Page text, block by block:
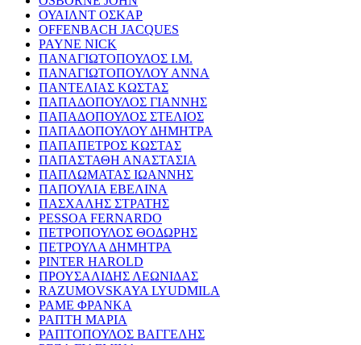
ΟΥΑΙΛΝΤ ΟΣΚΑΡ
OFFENBACH JACQUES
PAYNE NICK
ΠΑΝΑΓΙΩΤΟΠΟΥΛΟΣ Ι.Μ.
ΠΑΝΑΓΙΩΤΟΠΟΥΛΟΥ ΑΝΝΑ
ΠΑΝΤΕΛΙΑΣ ΚΩΣΤΑΣ
ΠΑΠΑΔΟΠΟΥΛΟΣ ΓΙΑΝΝΗΣ
ΠΑΠΑΔΟΠΟΥΛΟΣ ΣΤΕΛΙΟΣ
ΠΑΠΑΔΟΠΟΥΛΟΥ ΔΗΜΗΤΡΑ
ΠΑΠΑΠΕΤΡΟΣ ΚΩΣΤΑΣ
ΠΑΠΑΣΤΑΘΗ ΑΝΑΣΤΑΣΙΑ
ΠΑΠΛΩΜΑΤΑΣ ΙΩΑΝΝΗΣ
ΠΑΠΟΥΛΙΑ ΕΒΕΛΙΝΑ
ΠΑΣΧΑΛΗΣ ΣΤΡΑΤΗΣ
PESSOA FERNARDO
ΠΕΤΡΟΠΟΥΛΟΣ ΘΟΔΩΡΗΣ
ΠΕΤΡΟΥΛΑ ΔΗΜΗΤΡΑ
PINTER HAROLD
ΠΡΟΥΣΑΛΙΔΗΣ ΛΕΩΝΙΔΑΣ
RAZUMOVSKAYA LYUDMILA
ΡΑΜΕ ΦΡΑΝΚΑ
ΡΑΠΤΗ ΜΑΡΙΑ
ΡΑΠΤΟΠΟΥΛΟΣ ΒΑΓΓΕΛΗΣ